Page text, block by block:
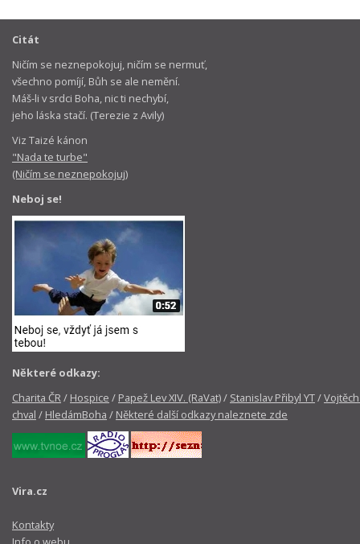
Citát
Ničím se neznepokojuj, ničím se nermuť,
všechno pomíjí, Bůh se ale nemění.
Máš-li v srdci Boha, nic ti nechybí,
jeho láska stačí. (Terezie z Avily)
Viz Taizé kánon
"Nada te turbe"
(Ničím se neznepokojuj)
Neboj se!
Některé odkazy:
Charita ČR / Hospice / Papež Lev XIV. (RaVat)/ Stanislav Přibyl YT/
chval / HledámBoha / Některé další odkazy naleznete zde
Vira.cz
Kontakty